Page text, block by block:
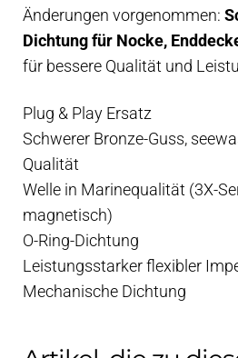
Änderungen vorgenommen:
Dichtung für Nocke,
für bessere Qualität und
Plug & Play Ersatz
Schwerer Bronze-Guss,
Qualität
Welle in Marinequalität (3X-
magnetisch)
O-Ring-Dichtung
Leistungsstarker flexibler
Mechanische Dichtung